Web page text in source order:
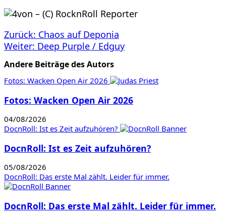
Beitragsnavigation
Zurück: Chaos auf Deponia
Weiter: Deep Purple / Edguy
Andere Beiträge des Autors
Fotos: Wacken Open Air 2026
Fotos: Wacken Open Air 2026
04/08/2026
DocnRoll: Ist es Zeit aufzuhören?
DocnRoll: Ist es Zeit aufzuhören?
05/08/2026
DocnRoll: Das erste Mal zählt. Leider für immer.
DocnRoll: Das erste Mal zählt. Leider für immer.